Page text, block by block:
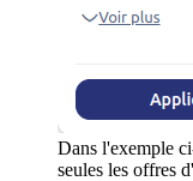
Dans l'exemple
seules les offres